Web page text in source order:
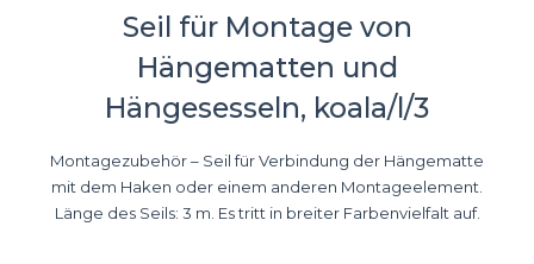
Seil für Montage von
Hängematten und
Hängesesseln, koala/l/3
Montagezubehör – Seil für Verbindung der Hängematte
mit dem Haken oder einem anderen Montageelement.
Länge des Seils: 3 m. Es tritt in breiter Farbenvielfalt auf.